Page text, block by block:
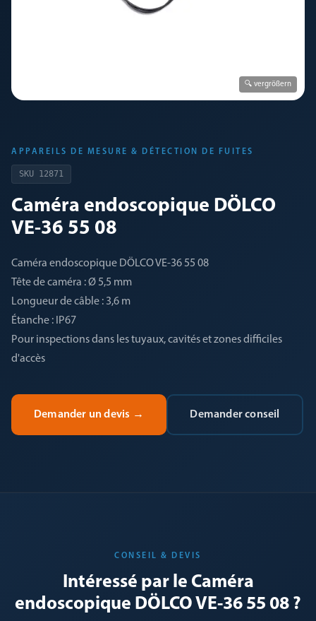
🔍 vergrößern
APPAREILS DE MESURE & DÉTECTION DE FUITES
SKU 12871
Caméra endoscopique DÖLCO
VE-36 55 08
Caméra endoscopique DÖLCO VE-36 55 08
Tête de caméra : Ø 5,5 mm
Longueur de câble : 3,6 m
Étanche : IP67
Pour inspections dans les tuyaux, cavités et zones difficiles
d'accès
Demander un devis → Demander conseil
CONSEIL & DEVIS
Intéressé par le Caméra
endoscopique DÖLCO VE-36 55 08 ?